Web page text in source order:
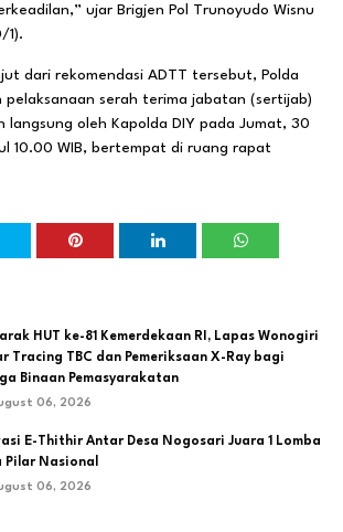
ujar Brigjen Pol Trunoyudo Wisnu
1).
dari rekomendasi ADTT tersebut, Polda
pelaksanaan serah terima jabatan (sertijab)
langsung oleh Kapolda DIY pada Jumat, 30
10.00 WIB, bertempat di ruang rapat
HUT ke-81 Kemerdekaan RI, Lapas Wonogiri
Tracing TBC dan Pemeriksaan X-Ray bagi
Binaan Pemasyarakatan
06, 2026
E-Thithir Antar Desa Nogosari Juara 1 Lomba
Pilar Nasional
06, 2026